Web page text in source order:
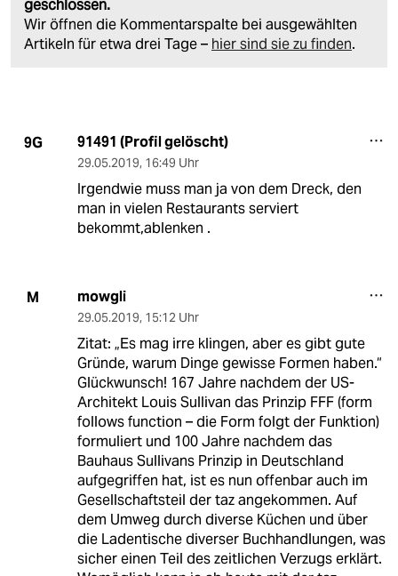
geschlossen.
Wir öffnen die Kommentarspalte bei ausgewählten
Artikeln für etwa drei Tage – hier sind sie zu finden.
9G 91491 (Profil gelöscht)
29.05.2019, 16:49 Uhr
Irgendwie muss man ja von dem Dreck, den
man in vielen Restaurants serviert
bekommt,ablenken .
M mowgli
29.05.2019, 15:12 Uhr
Zitat: „Es mag irre klingen, aber es gibt gute
Gründe, warum Dinge gewisse Formen haben.“
Glückwunsch! 167 Jahre nachdem der US-
Architekt Louis Sullivan das Prinzip FFF (form
follows function – die Form folgt der Funktion)
formuliert und 100 Jahre nachdem das
Bauhaus Sullivans Prinzip in Deutschland
aufgegriffen hat, ist es nun offenbar auch im
Gesellschaftsteil der taz angekommen. Auf
dem Umweg durch diverse Küchen und über
die Ladentische diverser Buchhandlungen, was
sicher einen Teil des zeitlichen Verzugs erklärt.